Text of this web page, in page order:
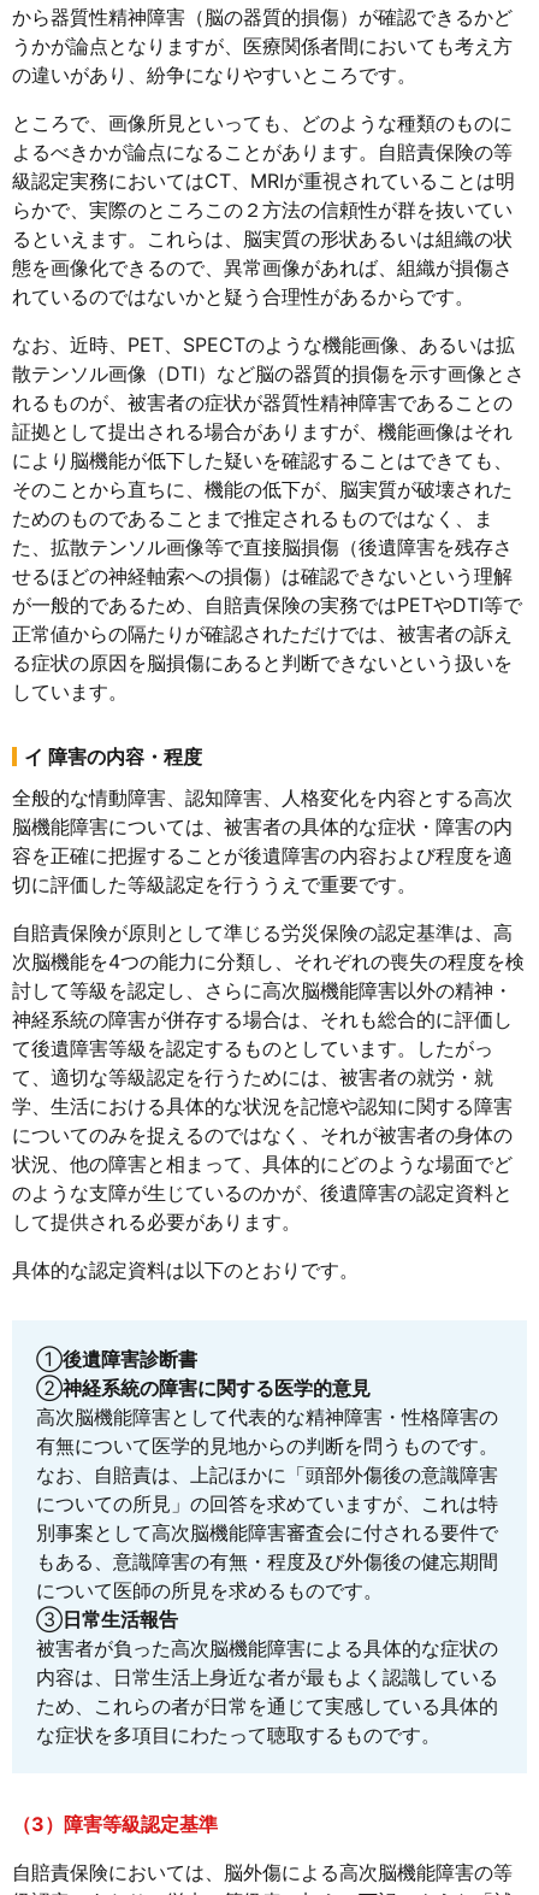
から器質性精神障害（脳の器質的損傷）が確認できるかど
うかが論点となりますが、医療関係者間においても考え方
の違いがあり、紛争になりやすいところです。
ところで、画像所見といっても、どのような種類のものに
よるべきかが論点になることがあります。自賠責保険の等
級認定実務においてはCT、MRIが重視されていることは明
らかで、実際のところこの２方法の信頼性が群を抜いてい
るといえます。これらは、脳実質の形状あるいは組織の状
態を画像化できるので、異常画像があれば、組織が損傷さ
れているのではないかと疑う合理性があるからです。
なお、近時、PET、SPECTのような機能画像、あるいは拡
散テンソル画像（DTI）など脳の器質的損傷を示す画像とさ
れるものが、被害者の症状が器質性精神障害であることの
証拠として提出される場合がありますが、機能画像はそれ
により脳機能が低下した疑いを確認することはできても、
そのことから直ちに、機能の低下が、脳実質が破壊された
ためのものであることまで推定されるものではなく、ま
た、拡散テンソル画像等で直接脳損傷（後遺障害を残存さ
せるほどの神経軸索への損傷）は確認できないという理解
が一般的であるため、自賠責保険の実務ではPETやDTI等で
正常値からの隔たりが確認されただけでは、被害者の訴え
る症状の原因を脳損傷にあると判断できないという扱いを
しています。
イ 障害の内容・程度
全般的な情動障害、認知障害、人格変化を内容とする高次
脳機能障害については、被害者の具体的な症状・障害の内
容を正確に把握することが後遺障害の内容および程度を適
切に評価した等級認定を行ううえで重要です。
自賠責保険が原則として準じる労災保険の認定基準は、高
次脳機能を4つの能力に分類し、それぞれの喪失の程度を検
討して等級を認定し、さらに高次脳機能障害以外の精神・
神経系統の障害が併存する場合は、それも総合的に評価し
て後遺障害等級を認定するものとしています。したがっ
て、適切な等級認定を行うためには、被害者の就労・就
学、生活における具体的な状況を記憶や認知に関する障害
についてのみを捉えるのではなく、それが被害者の身体の
状況、他の障害と相まって、具体的にどのような場面でど
のような支障が生じているのかが、後遺障害の認定資料と
して提供される必要があります。
具体的な認定資料は以下のとおりです。
①後遺障害診断書
②神経系統の障害に関する医学的意見
高次脳機能障害として代表的な精神障害・性格障害の
有無について医学的見地からの判断を問うものです。
なお、自賠責は、上記ほかに「頭部外傷後の意識障害
についての所見」の回答を求めていますが、これは特
別事案として高次脳機能障害審査会に付される要件で
もある、意識障害の有無・程度及び外傷後の健忘期間
について医師の所見を求めるものです。
③日常生活報告
被害者が負った高次脳機能障害による具体的な症状の
内容は、日常生活上身近な者が最もよく認識している
ため、これらの者が日常を通じて実感している具体的
な症状を多項目にわたって聴取するものです。
（3）障害等級認定基準
自賠責保険においては、脳外傷による高次脳機能障害の等